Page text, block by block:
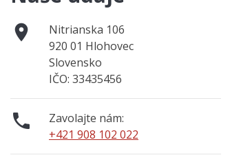

Nitrianska 106
920 01 Hlohovec
Slovensko
IČO: 33435456

Zavolajte nám:
+421 908 102 022